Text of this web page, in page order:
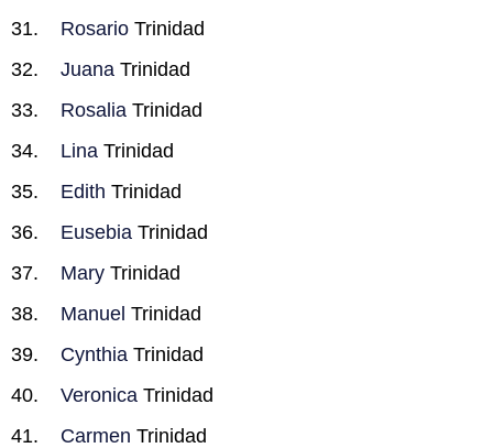
Rosario Trinidad
Juana Trinidad
Rosalia Trinidad
Lina Trinidad
Edith Trinidad
Eusebia Trinidad
Mary Trinidad
Manuel Trinidad
Cynthia Trinidad
Veronica Trinidad
Carmen Trinidad